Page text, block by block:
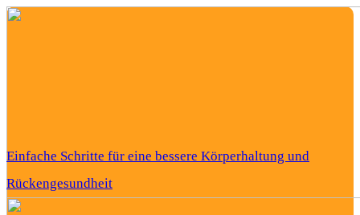
Einfache Schritte für eine bessere Körperhaltung und
Rückengesundheit